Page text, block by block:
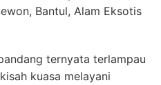
Bantul, Alam Eksotis
ternyata terlampau
kuasa melayani